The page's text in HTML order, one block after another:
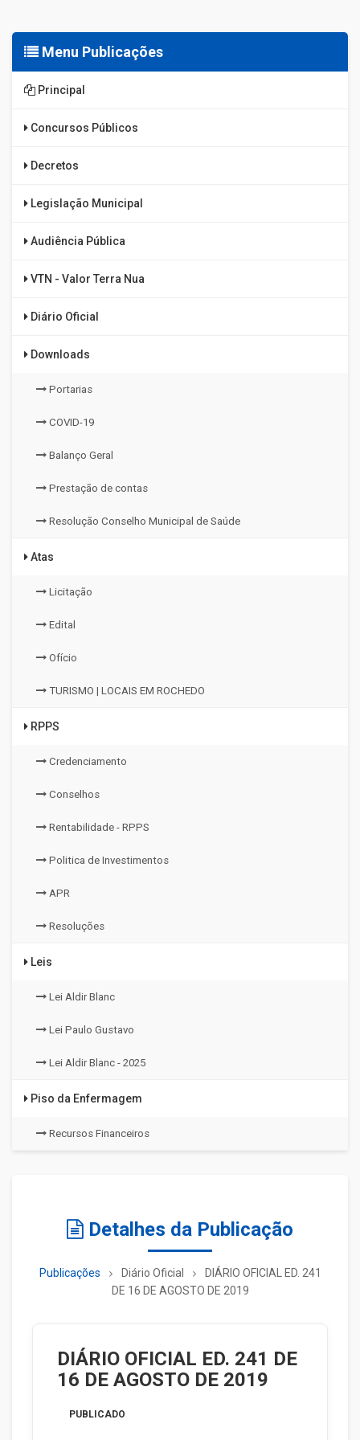
Menu Publicações
Principal
Concursos Públicos
Decretos
Legislação Municipal
Audiência Pública
VTN - Valor Terra Nua
Diário Oficial
Downloads
Portarias
COVID-19
Balanço Geral
Prestação de contas
Resolução Conselho Municipal de Saúde
Atas
Licitação
Edital
Ofício
TURISMO | LOCAIS EM ROCHEDO
RPPS
Credenciamento
Conselhos
Rentabilidade - RPPS
Politica de Investimentos
APR
Resoluções
Leis
Lei Aldir Blanc
Lei Paulo Gustavo
Lei Aldir Blanc - 2025
Piso da Enfermagem
Recursos Financeiros
Detalhes da Publicação
Publicações Diário Oficial
DIÁRIO OFICIAL ED. 241
DE 16 DE AGOSTO DE 2019
DIÁRIO OFICIAL ED. 241 DE
16 DE AGOSTO DE 2019
PUBLICADO